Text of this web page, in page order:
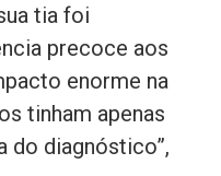
tia foi
precoce aos
enorme na
tinham apenas
do diagnóstico”,